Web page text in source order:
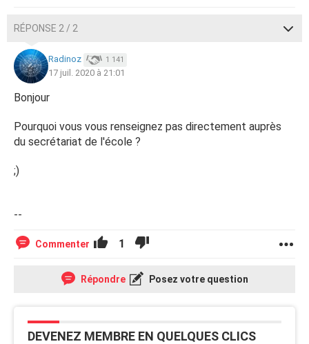
RÉPONSE 2 / 2
Radinoz 1 141
17 juil. 2020 à 21:01
Bonjour
Pourquoi vous vous renseignez pas directement auprès
du secrétariat de l'école ?
;)
--
Commenter 1
Répondre Posez votre question
DEVENEZ MEMBRE EN QUELQUES CLICS